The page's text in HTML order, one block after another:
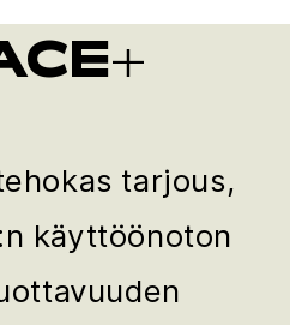
tarjous,
käyttöönoton